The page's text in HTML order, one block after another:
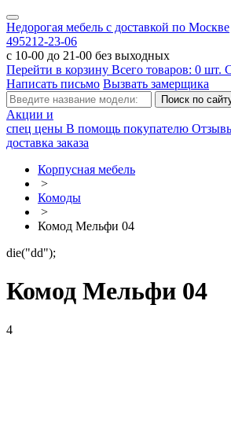
Недорогая мебель с доставкой по Москве
495212-23-06
с 10-00 до 21-00 без выходных
Перейти в корзину Всего товаров: 0 шт.
Написать письмо Вызвать замерщика
Акции и
спец цены В помощь покупателю
доставка заказа
Корпусная мебель
>
Комоды
>
Комод Мельфи 04
die("dd");
Комод Мельфи 04
4